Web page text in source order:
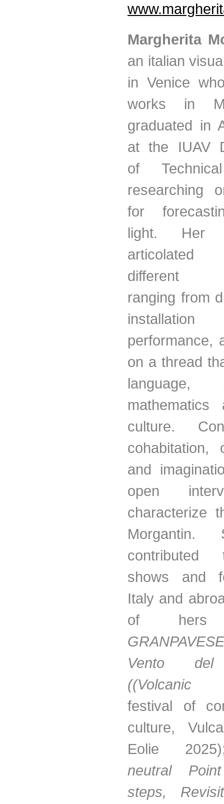
Margherita
an italian
in Venice
works in
graduated in
at the IUAV
of
researching
for
light. Her
different
ranging from
performance,
on a thread
language,
mathematics
culture.
cohabitation,
and
open
characterize
Morgantin.
shows and
Italy and
of hers
Vento del
((Volcanic
festival of
culture,
Eolie
neutral
steps,